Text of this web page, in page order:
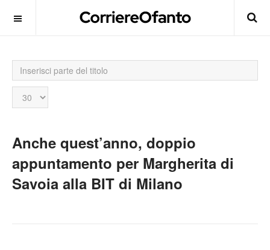
Inserisci
parte
del
titolo
Visualizza
n.
Anche quest’anno, doppio
appuntamento per Margherita di
Savoia alla BIT di Milano